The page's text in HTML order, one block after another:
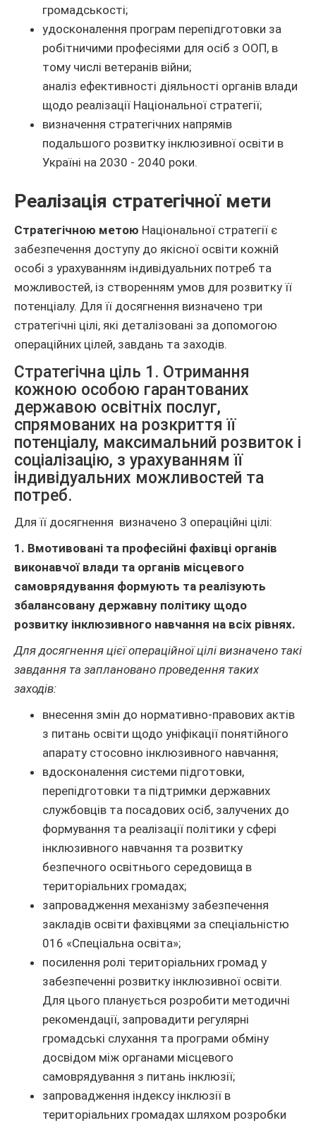
громадськості;
удосконалення програм перепідготовки за
робітничими професіями для осіб з ООП, в
тому числі ветеранів війни;
аналіз ефективності діяльності органів влади
щодо реалізації Національної стратегії;
визначення стратегічних напрямів
подальшого розвитку інклюзивної освіти в
Україні на 2030 - 2040 роки.
Реалізація стратегічної мети
Стратегічною метою Національної стратегії є
забезпечення доступу до якісної освіти кожній
особі з урахуванням індивідуальних потреб та
можливостей, із створенням умов для розвитку її
потенціалу. Для її досягнення визначено три
стратегічні цілі, які деталізовані за допомогою
операційних цілей, завдань та заходів.
Стратегічна ціль 1. Отримання
кожною особою гарантованих
державою освітніх послуг,
спрямованих на розкриття її
потенціалу, максимальний розвиток і
соціалізацію, з урахуванням її
індивідуальних можливостей та
потреб.
Для її досягнення визначено 3 операційні цілі:
1. Вмотивовані та професійні фахівці органів
виконавчої влади та органів місцевого
самоврядування формують та реалізують
збалансовану державну політику щодо
розвитку інклюзивного навчання на всіх рівнях.
Для досягнення цієї операційної цілі визначено такі
завдання та заплановано проведення таких
заходів:
внесення змін до нормативно-правових актів
з питань освіти щодо уніфікації понятійного
апарату стосовно інклюзивного навчання;
вдосконалення системи підготовки,
перепідготовки та підтримки державних
службовців та посадових осіб, залучених до
формування та реалізації політики у сфері
інклюзивного навчання та розвитку
безпечного освітнього середовища в
територіальних громадах;
запровадження механізму забезпечення
закладів освіти фахівцями за спеціальністю
016 «Спеціальна освіта»;
посилення ролі територіальних громад у
забезпеченні розвитку інклюзивної освіти.
Для цього планується розробити методичні
рекомендації, запровадити регулярні
громадські слухання та програми обміну
досвідом між органами місцевого
самоврядування з питань інклюзії;
запровадження індексу інклюзії в
територіальних громадах шляхом розробки